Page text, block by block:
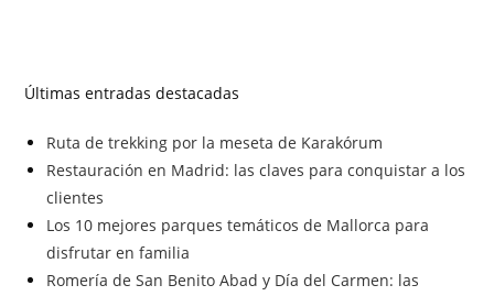
Últimas entradas destacadas
Ruta de trekking por la meseta de Karakórum
Restauración en Madrid: las claves para conquistar a los
clientes
Los 10 mejores parques temáticos de Mallorca para
disfrutar en familia
Romería de San Benito Abad y Día del Carmen: las